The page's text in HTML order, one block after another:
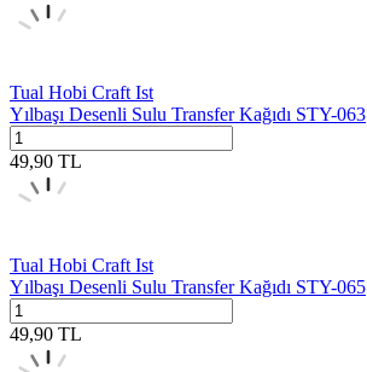
Tual Hobi Craft Ist
Yılbaşı Desenli Sulu Transfer Kağıdı STY-063
49,90 TL
Tual Hobi Craft Ist
Yılbaşı Desenli Sulu Transfer Kağıdı STY-065
49,90 TL